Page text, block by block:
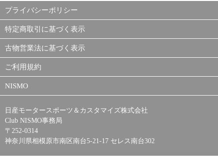
プライバシーポリシー
特定商取引に基づく表示
古物営業法に基づく表示
ご利用規約
NISMO
日産モータースポーツ＆カスタマイズ株式会社
Club NISMO事務局
〒252-0314
神奈川県相模原市南区南台5-21-17 セレス南台302